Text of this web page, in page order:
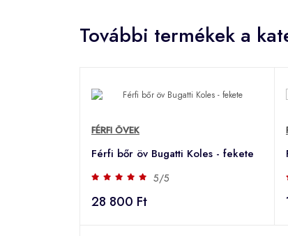
További termékek a
FÉRFI ÖVEK
Férfi bőr öv Bugatti Koles - fekete
5/5
28 800 Ft